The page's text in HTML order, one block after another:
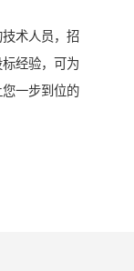
术人员，招
经验，可为
一步到位的